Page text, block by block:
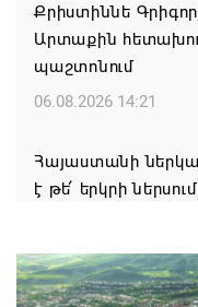
Քրիստիննե
Արտաքին
պաշտոնում
06.08.2026 14:21
Հայաստանի
է թե՛ երկրի
06.08.2026 14:18